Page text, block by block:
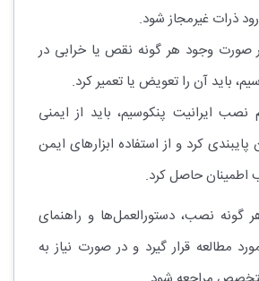
ذرات غیرمجاز شود.
صورت وجود هر گونه نقص یا خرابی در
باید آن را تعویض یا تعمیر کرد.
نصب ایرانیت پنکوسیم، باید از ایمنی
کرد و از استفاده ابزارهای ایمن
اطمینان حاصل کرد.
گونه نصب، دستورالعمل‌ها و راهنمای
مطالعه قرار گیرد و در صورت نیاز به